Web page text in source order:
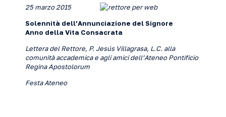
25 marzo 2015
Solennità dell’Annunciazione del Signore
Anno della Vita Consacrata
Lettera del Rettore, P. Jesús Villagrasa, L.C. alla
comunità accademicae agli amici dell’Ateneo Pontificio
Regina Apostolorum
Festa Ateneo